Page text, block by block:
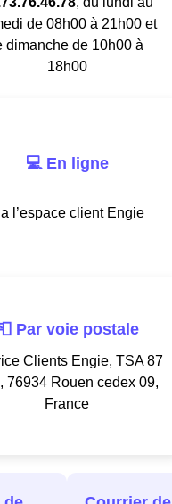
de 08h00 à 21h00 et
dimanche de 10h00 à
18h00
💻 En ligne
l’espace client Engie
Par voie postale
Clients Engie, TSA 87
76934 Rouen cedex 09,
France